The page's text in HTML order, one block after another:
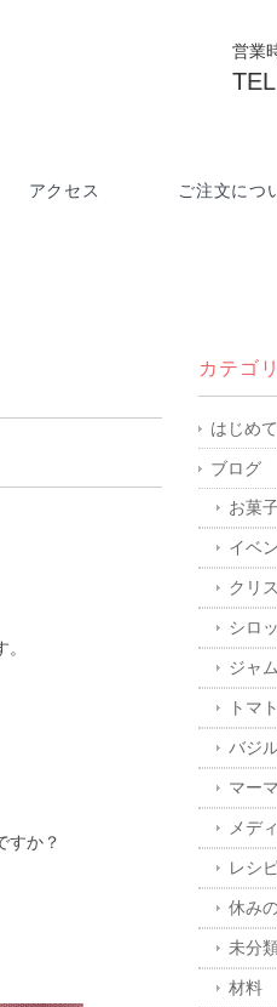
営業
アクセス ご注文につ
すか？
カテゴ
はじめ
ブログ
お菓
イベ
クリ
シロ
ジャム
トマ
バジ
マー
メデ
レシ
休み
未分
材料